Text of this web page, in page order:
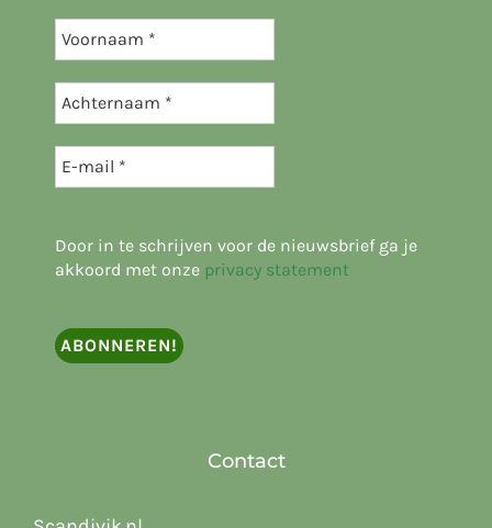
Door in te schrijven voor de nieuwsbrief ga je
akkoord met onze privacy statement
Contact